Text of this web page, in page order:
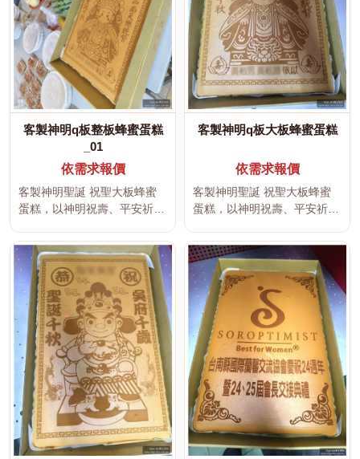
客製神明q板整板蜂蜜蛋糕
_01
依需求報價
客製神明聖誕 祝聖大板蜂蜜
蛋糕，以神明祝壽、平安祈
為設計主...
客製神明q板大板蜂蜜蛋糕
依需求報價
客製神明聖誕 祝聖大板蜂蜜
蛋糕，以神明祝壽、平安祈
為設計主...